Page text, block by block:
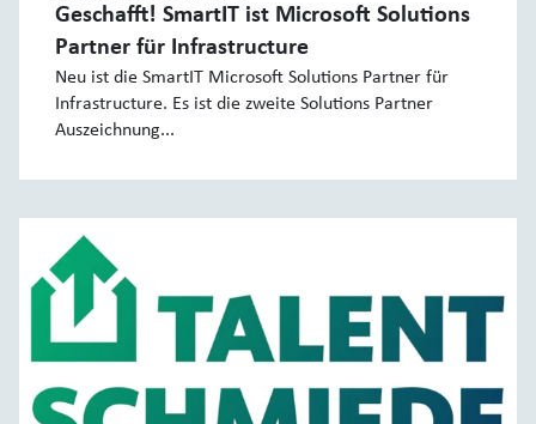
Geschafft! SmartIT ist Microsoft Solutions
Partner für Infrastructure
Neu ist die SmartIT Microsoft Solutions Partner für
Infrastructure. Es ist die zweite Solutions Partner
Auszeichnung...